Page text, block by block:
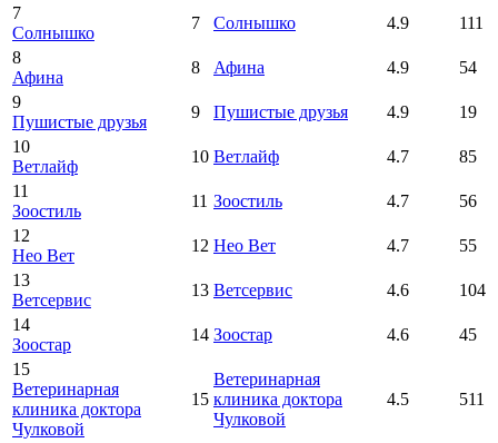
7
Солнышко
7 Солнышко 4.9
111
8
Афина
8 Афина 4.9
54
9
Пушистые друзья
9 Пушистые друзья 4.9
19
10
Ветлайф
10 Ветлайф 4.7
85
11
Зоостиль
11 Зоостиль 4.7
56
12
Нео Вет
12 Нео Вет 4.7
55
13
Ветсервис
13 Ветсервис 4.6
104
14
Зоостар
14 Зоостар 4.6
45
15
Ветеринарная
клиника доктора
Чулковой
15
Ветеринарная
клиника доктора
Чулковой
4.5 511